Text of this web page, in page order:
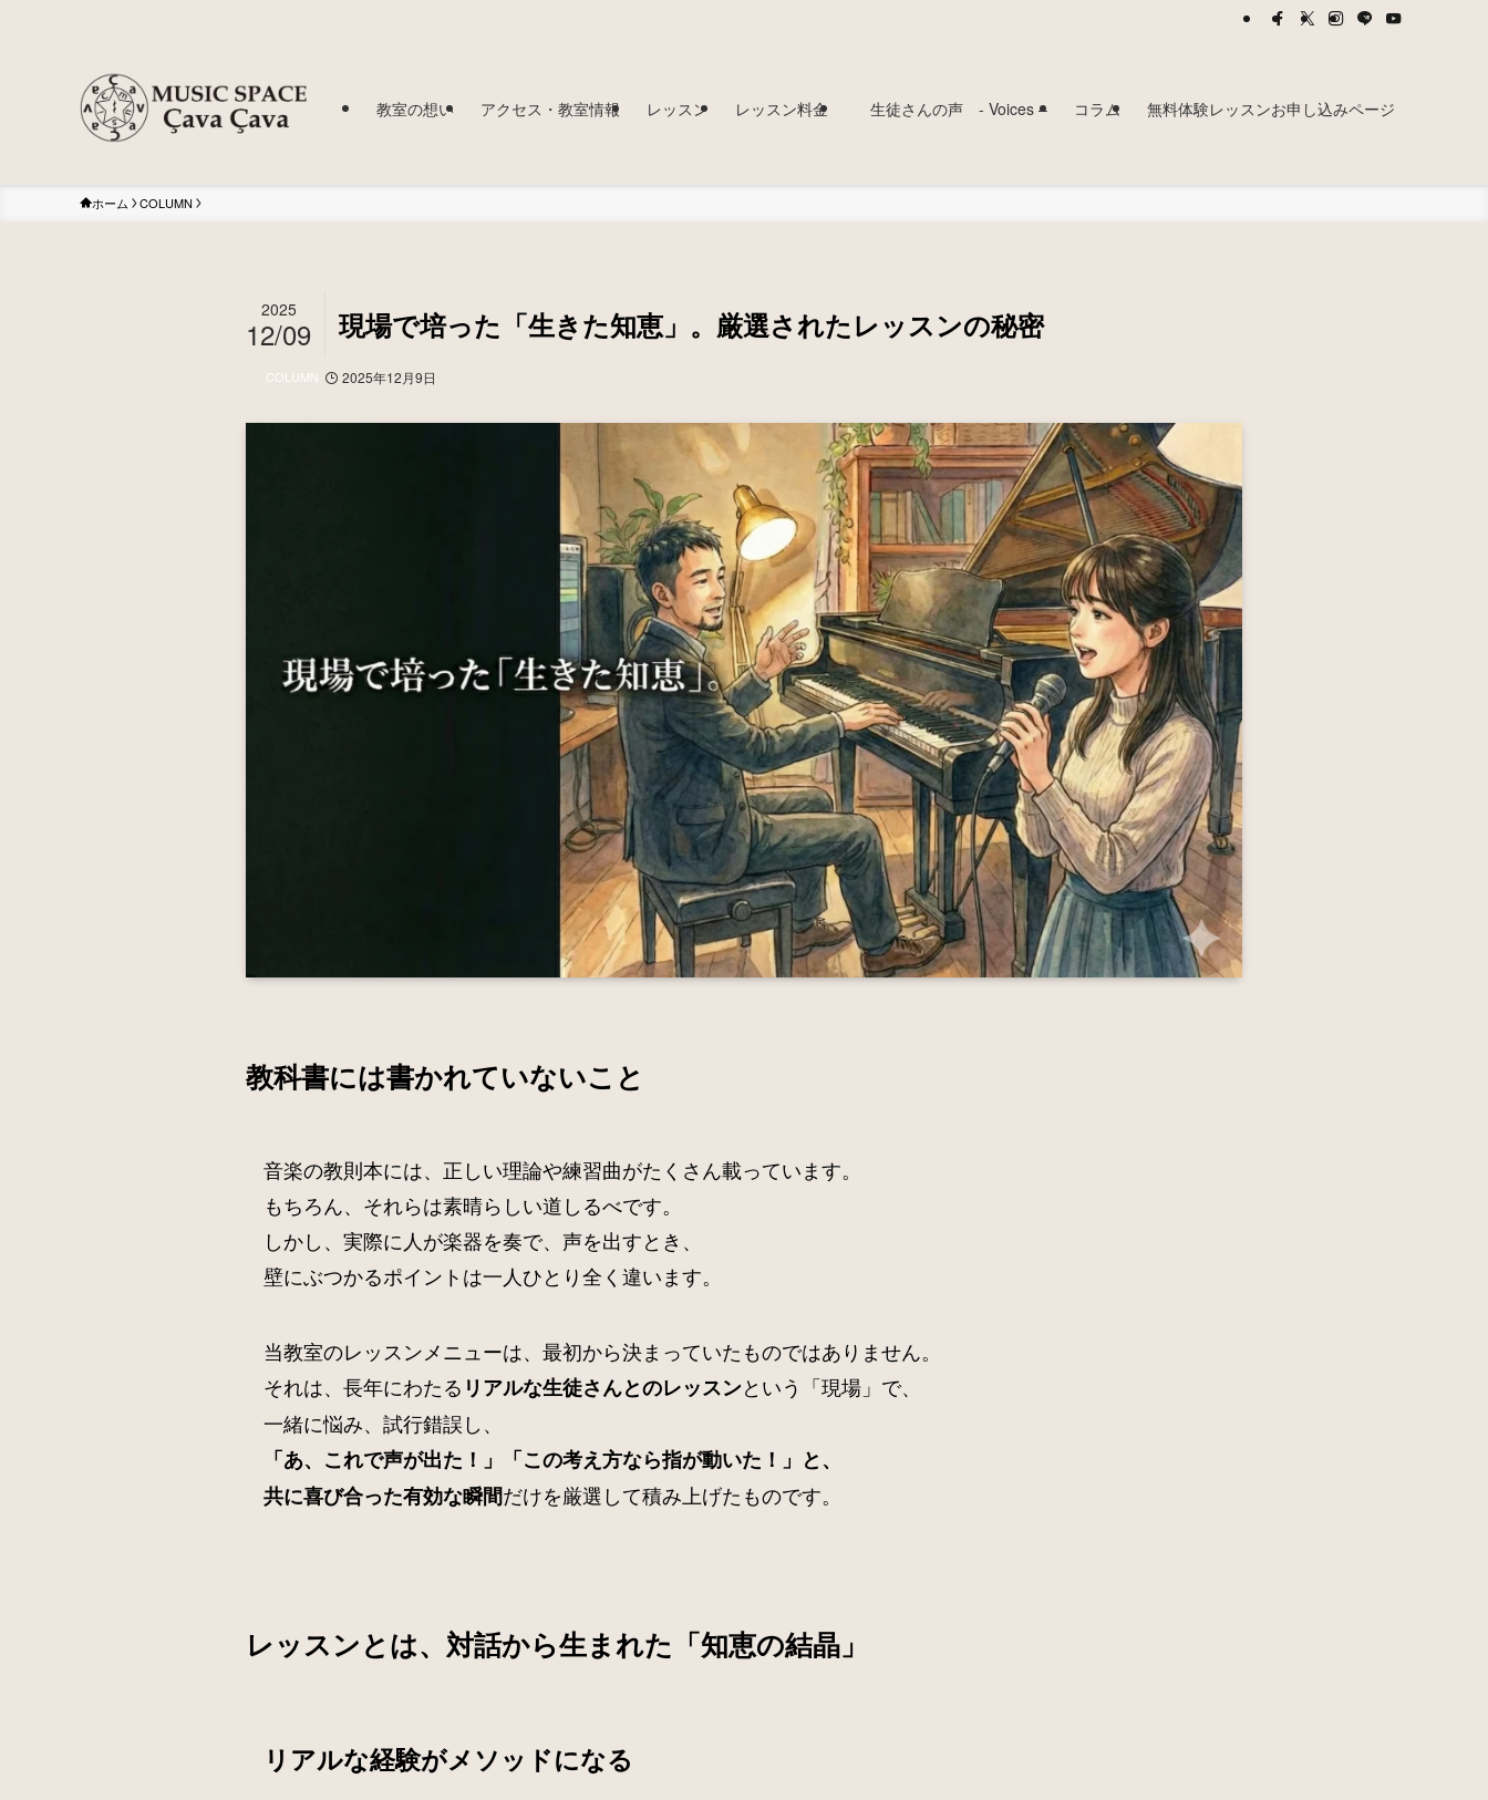
教室の想い アクセス・教室情報 レッスン レッスン料金 生徒さんの声 - Voices – コラム 無料体験レッスンお申し込みページ
ホーム COLUMN
現場で培った「生きた知恵」。厳選されたレッスンの秘密
2025
12/09
COLUMN 2025年12月9日
教科書には書かれていないこと
音楽の教則本には、正しい理論や練習曲がたくさん載っています。
もちろん、それらは素晴らしい道しるべです。
しかし、実際に人が楽器を奏で、声を出すとき、
壁にぶつかるポイントは一人ひとり全く違います。
当教室のレッスンメニューは、最初から決まっていたものではありません。
それは、長年にわたる リアルな生徒さんとのレッスンという「現場」で、
一緒に悩み、試行錯誤し、
「あ、これで声が出た！」「この考え方なら指が動いた！」と、
共に喜び合った有効な瞬間だけを厳選して積み上げたものです。
レッスンとは、対話から生まれた「知恵の結晶」
リアルな経験がメソッドになる